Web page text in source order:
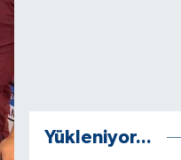
Yükleniyor...